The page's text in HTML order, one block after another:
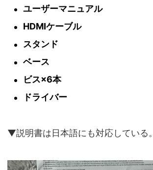
ユーザーマニュアル
HDMIケーブル
スタンド
ベース
ビス×6本
ドライバー
▼説明書は日本語にも対応している。